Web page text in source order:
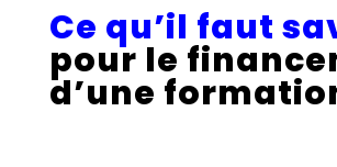
Ce qu’il faut
pour le
d’une